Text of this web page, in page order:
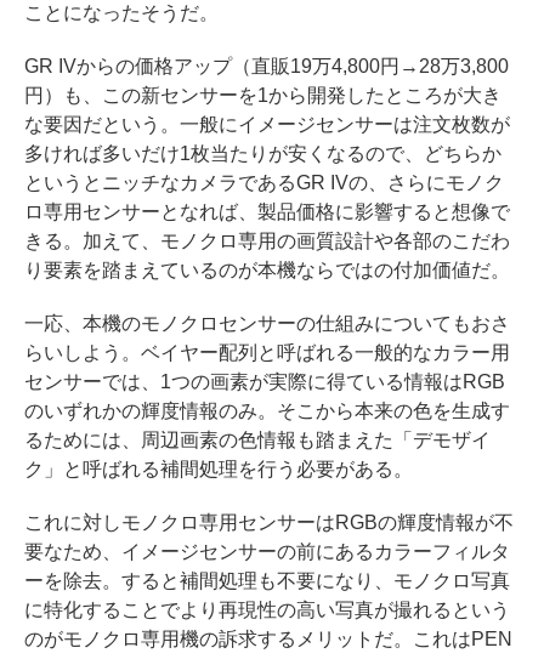
ことになったそうだ。
GR IVからの価格アップ（直販19万4,800円→28万3,800
円）も、この新センサーを1から開発したところが大き
な要因だという。一般にイメージセンサーは注文枚数が
多ければ多いだけ1枚当たりが安くなるので、どちらか
というとニッチなカメラであるGR IVの、さらにモノク
ロ専用センサーとなれば、製品価格に影響すると想像で
きる。加えて、モノクロ専用の画質設計や各部のこだわ
り要素を踏まえているのが本機ならではの付加価値だ。
一応、本機のモノクロセンサーの仕組みについてもおさ
らいしよう。ベイヤー配列と呼ばれる一般的なカラー用
センサーでは、1つの画素が実際に得ている情報はRGB
のいずれかの輝度情報のみ。そこから本来の色を生成す
るためには、周辺画素の色情報も踏まえた「デモザイ
ク」と呼ばれる補間処理を行う必要がある。
これに対しモノクロ専用センサーはRGBの輝度情報が不
要なため、イメージセンサーの前にあるカラーフィルタ
ーを除去。すると補間処理も不要になり、モノクロ写真
に特化することでより再現性の高い写真が撮れるという
のがモノクロ専用機の訴求するメリットだ。これはPEN